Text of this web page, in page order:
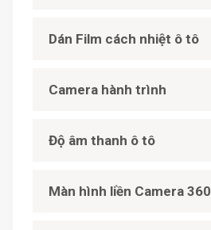
Dán Film cách nhiệt ô tô
Camera hành trình
Độ âm thanh ô tô
Màn hình liền Camera 360